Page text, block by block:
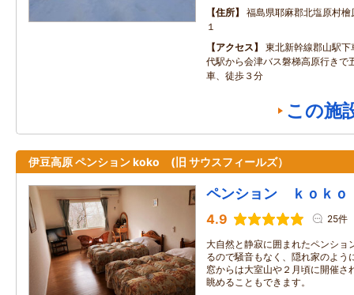
住所
福島県耶麻郡北塩原村
１
アクセス
東北新幹線郡山駅
代駅から会津バス磐梯高原行きで
車、徒歩３分
この施
伊豆高原 ペンション koko (旧 サウスフィールズ）
ペンション ｋｏｋｏ
4.9 25件
大自然と静寂に囲まれたペンショ
るので騒音もなく、隠れ家のよう
窓からは大室山や２月頃に開催さ
眺めることもできます。